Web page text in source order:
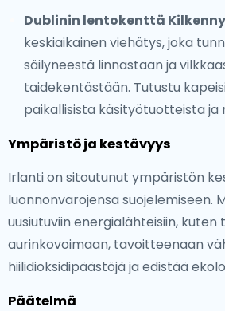
Dublinin lentokenttä
keskiaikainen viehätys, joka
säilyneestä linnastaan ja
taidekentästään. Tutustu
paikallisista käsityötuotteista ja
Ympäristö ja kestävyys
Irlanti on sitoutunut ympäristön
luonnonvarojensa suojelemiseen.
uusiutuviin energialähteisiin, kuten
aurinkovoimaan, tavoitteenaan
hiilidioksidipäästöjä ja edistää
Päätelmä